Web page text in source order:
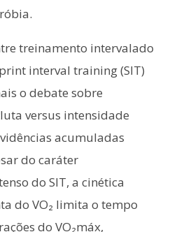
treinamento intervalado
interval training (SIT)
o debate sobre
versus intensidade
acumuladas
do caráter
do SIT, a cinética
do VO₂ limita o tempo
do VO₂máx,